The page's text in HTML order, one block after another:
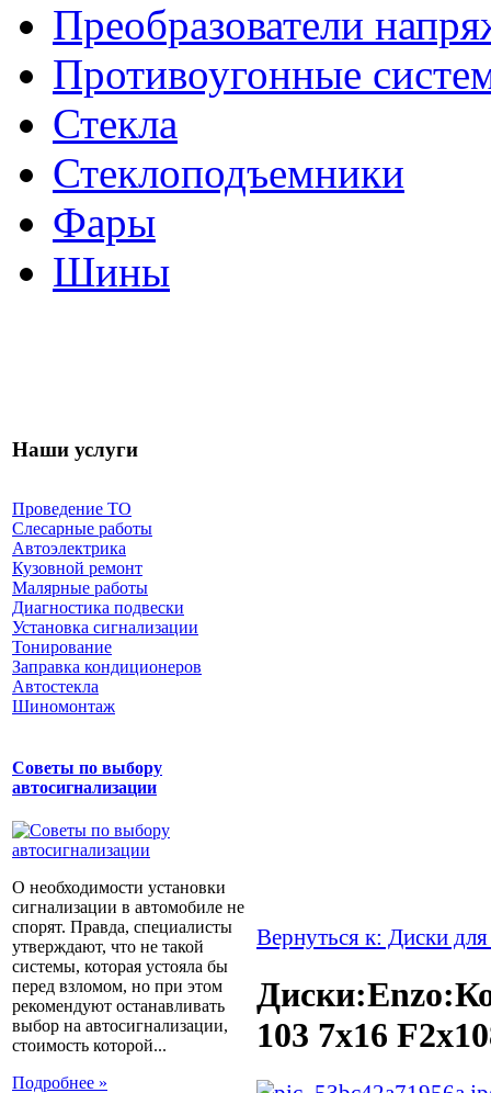
Преобразователи
Противоугонные
Стекла
Стеклоподъемники
Фары
Шины
Наши услуги
Проведение ТО
Слесарные работы
Автоэлектрика
Кузовной ремонт
Малярные работы
Диагностика подвески
Установка сигнализации
Тонирование
Заправка кондиционеров
Автостекла
Шиномонтаж
Советы по выбору
автосигнализации
О необходимости установки
сигнализации в автомобиле не
спорят. Правда, специалисты
утверждают, что не такой
системы, которая устояла бы
перед взломом, но при этом
рекомендуют останавливать
выбор на автосигнализации,
стоимость которой...
Подробнее »
Вернуться к: Диски для
103 7x16